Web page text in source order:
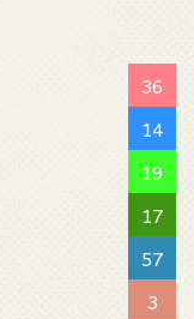
36
14
19
17
57
3